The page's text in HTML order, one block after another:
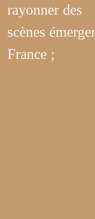
rayonner des
scènes
France ;